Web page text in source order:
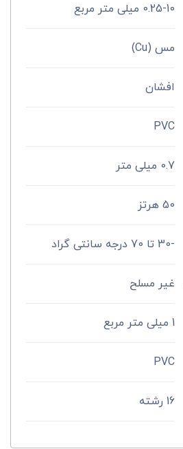
0.25-10 میلی متر مربع
مس (Cu)
افشان
PVC
0.7 میلی متر
50 هرتز
-30 تا 70 درجه سانتی گراد
غیر مسلح
1 میلی متر مربع
PVC
16 رشته